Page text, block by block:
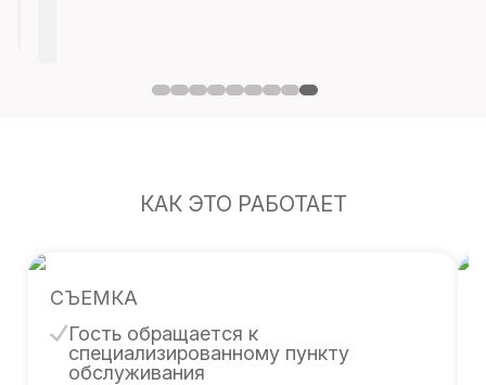
КАК ЭТО РАБОТАЕТ
СЪЕМКА
Гость обращается к
специализированному пункту
обслуживания